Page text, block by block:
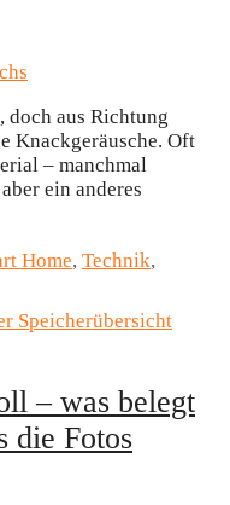
aus Richtung
Knackgeräusche. Oft
– manchmal
ein anderes
Home, Technik,
– was belegt
die Fotos